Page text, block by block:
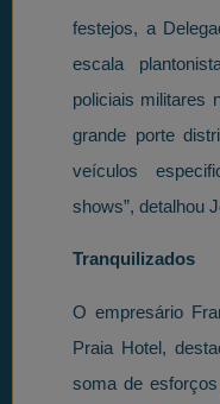
festejos, a
escala
policiais militares
grande porte
veículos
shows”, detalhou
Tranquilizados
O empresário
Praia Hotel,
soma de